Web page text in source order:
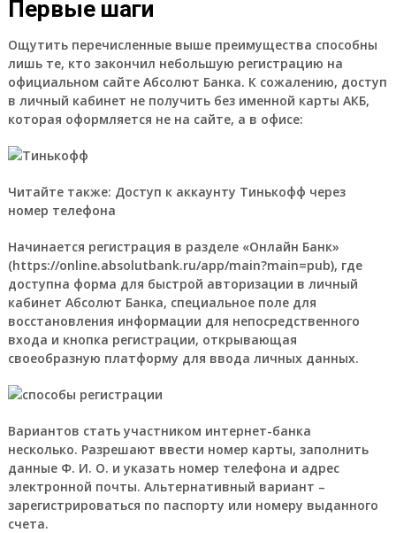
Первые шаги
Ощутить перечисленные выше преимущества способны
лишь те, кто закончил небольшую регистрацию на
официальном сайте Абсолют Банка. К сожалению, доступ
в личный кабинет не получить без именной карты АКБ,
которая оформляется не на сайте, а в офисе:
Читайте также: Доступ к аккаунту Тинькофф через
номер телефона
Начинается регистрация в разделе «Онлайн Банк»
(https://online.absolutbank.ru/app/main?main=pub), где
доступна форма для быстрой авторизации в личный
кабинет Абсолют Банка, специальное поле для
восстановления информации для непосредственного
входа и кнопка регистрации, открывающая
своеобразную платформу для ввода личных данных.
Вариантов стать участником интернет-банка
несколько. Разрешают ввести номер карты, заполнить
данные Ф. И. О. и указать номер телефона и адрес
электронной почты. Альтернативный вариант –
зарегистрироваться по паспорту или номеру выданного
счета.